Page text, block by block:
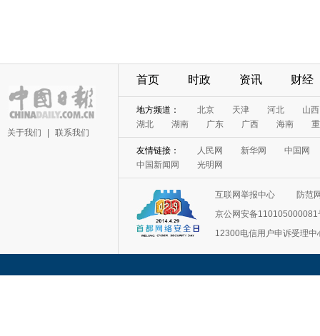
关于我们 联系我们
首页 时政 资讯 财经
地方频道： 北京 天津 河北
山西
湖北
湖南 广东 广西 海南
友情链接： 人民网 新华网
中国网
中国新闻网
光明网
互联网举报中心
防范
京公网安备110105000081
12300电信用户申诉受理中